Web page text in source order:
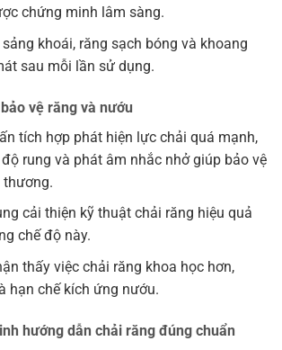
chứng minh lâm sàng.
khoái, răng sạch bóng và khoang
sau mỗi lần sử dụng.
vệ răng và nướu
tích hợp phát hiện lực chải quá mạnh,
rung và phát âm nhắc nhở giúp bảo vệ
thương.
cải thiện kỹ thuật chải răng hiệu quả
chế độ này.
thấy việc chải răng khoa học hơn,
hạn chế kích ứng nướu.
hướng dẫn chải răng đúng chuẩn